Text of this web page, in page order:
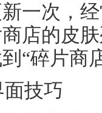
一次，
店的皮
“碎片商
技巧